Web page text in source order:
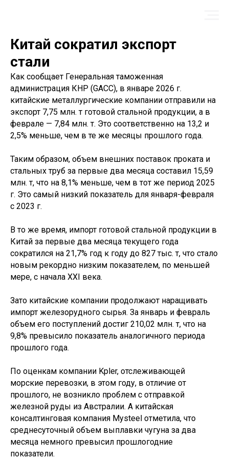
Китай сократил экспорт
стали
Как сообщает Генеральная таможенная
администрация КНР (GACC), в январе 2026 г.
китайские металлургические компании отправили на
экспорт 7,75 млн. т готовой стальной продукции, а в
феврале — 7,84 млн. т. Это соответственно на 13,2 и
2,5% меньше, чем в те же месяцы прошлого года.
Таким образом, объем внешних поставок проката и
стальных труб за первые два месяца составил 15,59
млн. т, что на 8,1% меньше, чем в тот же период 2025
г. Это самый низкий показатель для января-февраля
с 2023 г.
В то же время, импорт готовой стальной продукции в
Китай за первые два месяца текущего года
сократился на 21,7% год к году до 827 тыс. т, что стало
новым рекордно низким показателем, по меньшей
мере, с начала XXI века.
Зато китайские компании продолжают наращивать
импорт железорудного сырья. За январь и февраль
объем его поступлений достиг 210,02 млн. т, что на
9,8% превысило показатель аналогичного периода
прошлого года.
По оценкам компании Kpler, отслеживающей
морские перевозки, в этом году, в отличие от
прошлого, не возникло проблем с отправкой
железной руды из Австралии. А китайская
консалтинговая компания Mysteel отметила, что
среднесуточный объем выплавки чугуна за два
месяца немного превысил прошлогодние
показатели.